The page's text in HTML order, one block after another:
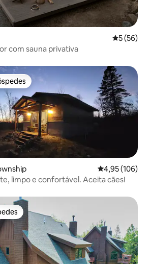
5 de uma
5 (56)
com sauna privativa
dos hóspedes
4,95 de uma
4,95 (106)
limpo e confortável. Aceita cães!